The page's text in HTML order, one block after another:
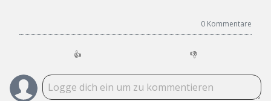
0 Kommentare
👍 👎